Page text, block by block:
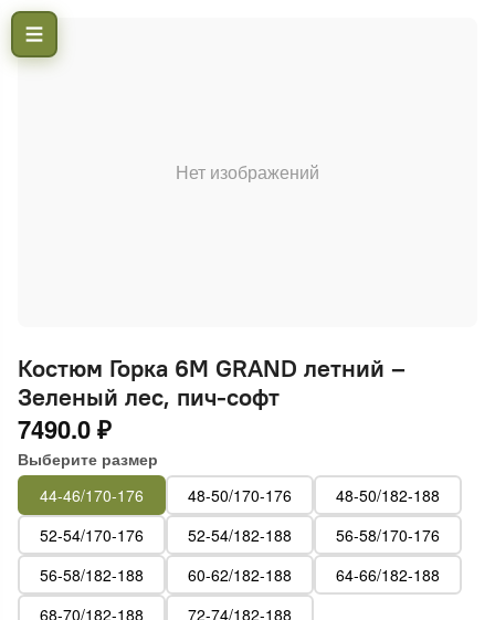
Нет изображений
Костюм Горка 6М GRAND летний –
Зеленый лес, пич-софт
7490.0 ₽
Выберите размер
44-46/170-176
48-50/170-176
48-50/182-188
52-54/170-176
52-54/182-188
56-58/170-176
56-58/182-188
60-62/182-188
64-66/182-188
68-70/182-188
72-74/182-188